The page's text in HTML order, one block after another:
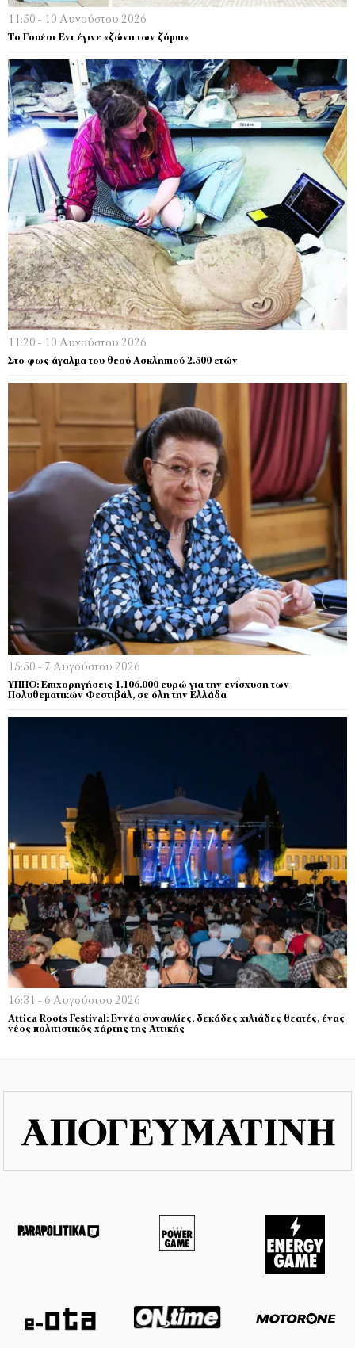
11:50 - 10 Αυγούστου 2026
Το Γουέστ Εντ έγινε «ζώνη των ζόμπι»
11:20 - 10 Αυγούστου 2026
Στο φως άγαλμα του θεού Ασκληπιού 2.500 ετών
15:50 - 7 Αυγούστου 2026
ΥΠΠΟ: Επιχορηγήσεις 1.106.000 ευρώ για την ενίσχυση των
Πολυθεματικών Φεστιβάλ, σε όλη την Ελλάδα
16:31 - 6 Αυγούστου 2026
Attica Roots Festival: Εννέα συναυλίες, δεκάδες χιλιάδες θεατές, ένας
νέος πολιτιστικός χάρτης της Αττικής